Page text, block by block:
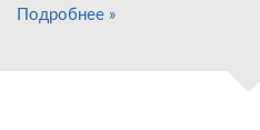
Подробнее »